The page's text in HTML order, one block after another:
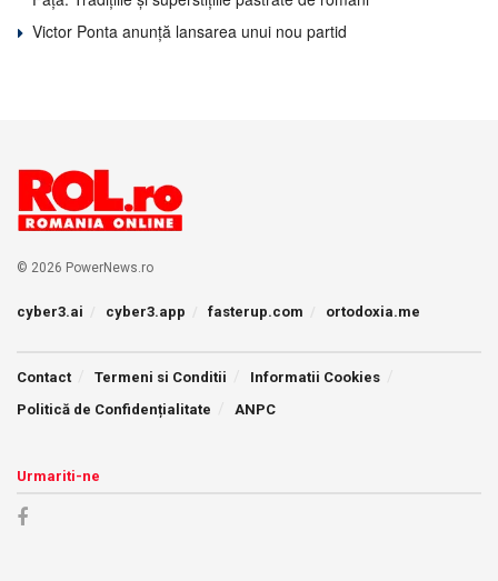
Victor Ponta anunță lansarea unui nou partid
© 2026 PowerNews.ro
cyber3.ai cyber3.app fasterup.com ortodoxia.me
Contact Termeni si Conditii
Informatii Cookies
Politică de Confidențialitate
ANPC
Urmariti-ne